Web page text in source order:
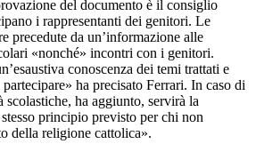
del documento è il consiglio
i rappresentanti dei genitori. Le
precedute da un’informazione alle
«nonché» incontri con i genitori.
conoscenza dei temi trattati e
ha precisato Ferrari. In caso di
scolastiche, ha aggiunto, servirà la
principio previsto per chi non
della religione cattolica».